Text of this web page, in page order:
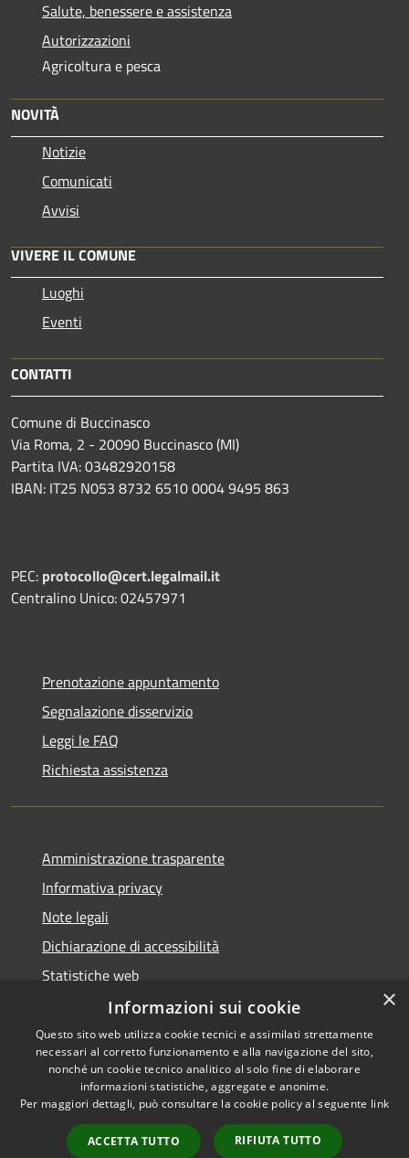
Salute, benessere e assistenza
Autorizzazioni
Agricoltura e pesca
NOVITÀ
Notizie
Comunicati
Avvisi
VIVERE IL COMUNE
Luoghi
Eventi
CONTATTI
Comune di Buccinasco
Via Roma, 2 - 20090 Buccinasco (MI)
Partita IVA: 03482920158
IBAN: IT25 N053 8732 6510 0004 9495 863
PEC: protocollo@cert.legalmail.it
Centralino Unico: 02457971
Prenotazione appuntamento
Segnalazione disservizio
Leggi le FAQ
Richiesta assistenza
Amministrazione trasparente
Informativa privacy
Note legali
Dichiarazione di accessibilità
Statistiche web
Accessibilità
Privacy
Copyright © 2026 • Comune di
Buccinasco • Powered by
Municipium•Accesso
redazione
×
Informazioni sui cookie
Questo sito web utilizza cookie tecnici e assimilati strettamente
necessari al corretto funzionamento e alla navigazione del sito,
nonché un cookie tecnico analitico al solo fine di elaborare
informazioni statistiche, aggregate e anonime.
Per maggiori dettagli, può consultare la cookie policy al seguente link
ACCETTA TUTTO RIFIUTA TUTTO